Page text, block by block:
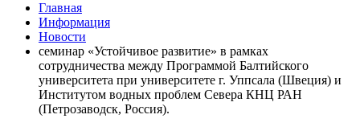
Главная
Информация
Новости
семинар «Устойчивое развитие» в рамках
сотрудничества между Программой Балтийского
университета при университете г. Уппсала (Швеция) и
Институтом водных проблем Севера КНЦ РАН
(Петрозаводск, Россия).